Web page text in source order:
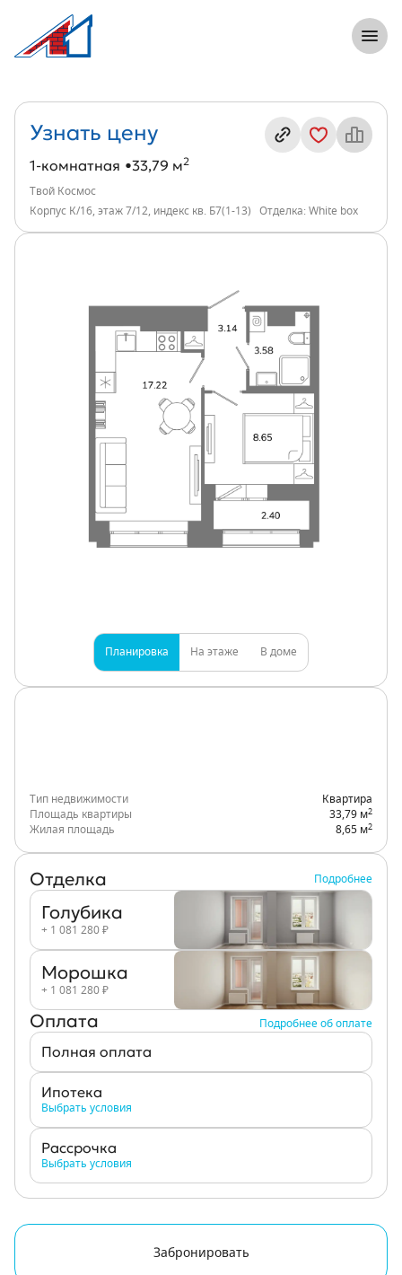
1-комнатная, 34 м², ЖК Твой Космос,
Информация о квартире
Узнать цену
1-комнатная 33,79 м2
Твой Космос
Корпус К/16, этаж 7/12, индекс кв. Б7(1-13)
Отделка: White box
Планировка На этаже В доме
Тип недвижимости
Квартира
Площадь квартиры
33,79 м2
Жилая площадь 8,65 м2
Отделка Подробнее
Голубика
+ 1 081 280 ₽
Морошка
+ 1 081 280 ₽
Оплата Подробнее об оплате
Полная оплата
Ипотека
Выбрать условия
Рассрочка
Выбрать условия
Забронировать